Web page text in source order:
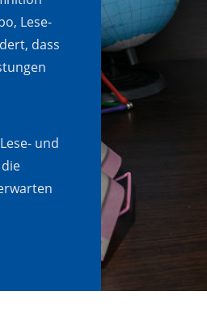
Lese-
dass
und